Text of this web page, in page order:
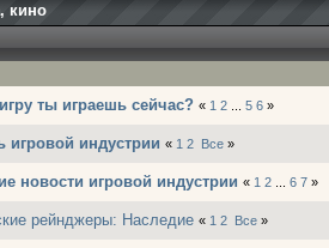
кино
ты играешь сейчас? « 1 2 5 6 »
игровой индустрии « 1 2 Все »
новости игровой индустрии « 1 2 6 7 »
рейнджеры: Наследие « 1 2 Все »